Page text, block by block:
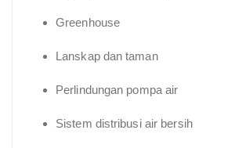
Greenhouse
Lanskap dan taman
Perlindungan pompa air
Sistem distribusi air bersih